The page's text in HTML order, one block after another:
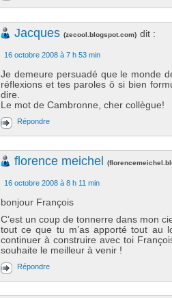
Jacques (zecool.blogspot.com) dit :
16 octobre 2008 à 7 h 53 min
Je demeure persuadé que le monde
réflexions et tes paroles ô si bien
dire.
Le mot de Cambronne, cher collègue!
Répondre
florence meichel (
16 octobre 2008 à 8 h 11 min
bonjour François
C’est un coup de tonnerre dans mon
tout ce que tu m’as apporté tout au
continuer à construire avec toi
souhaite le meilleur à venir !
Répondre